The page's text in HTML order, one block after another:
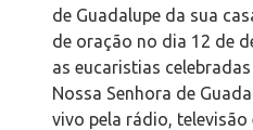
de Guadalupe da sua
de oração no dia 12 de
as eucaristias
Nossa Senhora de
vivo pela rádio, televisão